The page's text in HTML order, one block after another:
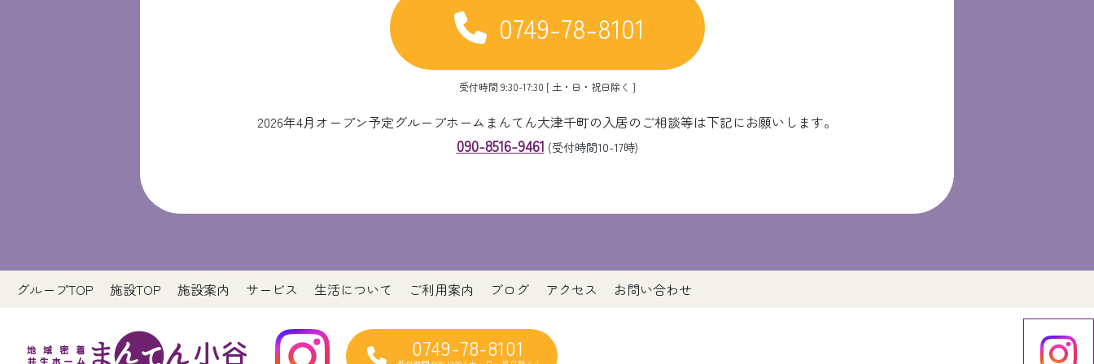
0749-78-8101
受付時間 9:30-17:30 [ 土・日・祝日除く ]
2026年4月オープン予定グループホームまんてん大津千町の入居のご相談等は下記にお願いします。
090-8516-9461 (受付時間10-17時)
グループTOP 施設TOP 施設案内 サービス 生活について ご利用案内 ブログ アクセス お問い合わせ
0749-78-8101